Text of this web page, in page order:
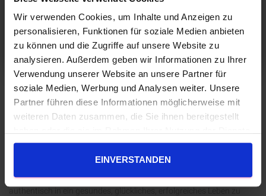
Wir verwenden Cookies, um Inhalte und Anzeigen zu
personalisieren, Funktionen für soziale Medien anbieten
zu können und die Zugriffe auf unsere Website zu
analysieren. Außerdem geben wir Informationen zu Ihrer
Verwendung unserer Website an unsere Partner für
soziale Medien, Werbung und Analysen weiter. Unsere
Partner führen diese Informationen möglicherweise mit
weiteren Daten zusammen, die Sie ihnen bereitgestellt
gesammelt haben.
EINVERSTANDEN
VIDEO
Veränderung der Familie durch
die neuen Medien.
https://www.youtube.com/watch?v=V89X6W8qsr4 DU WILLST ZU
DIR? Du willst Sicherheit und Klarheit, um den nächsten Schritt